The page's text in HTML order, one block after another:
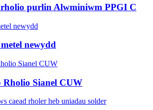
purlin Alwminiwm PPGI C
newydd
Sianel CUW